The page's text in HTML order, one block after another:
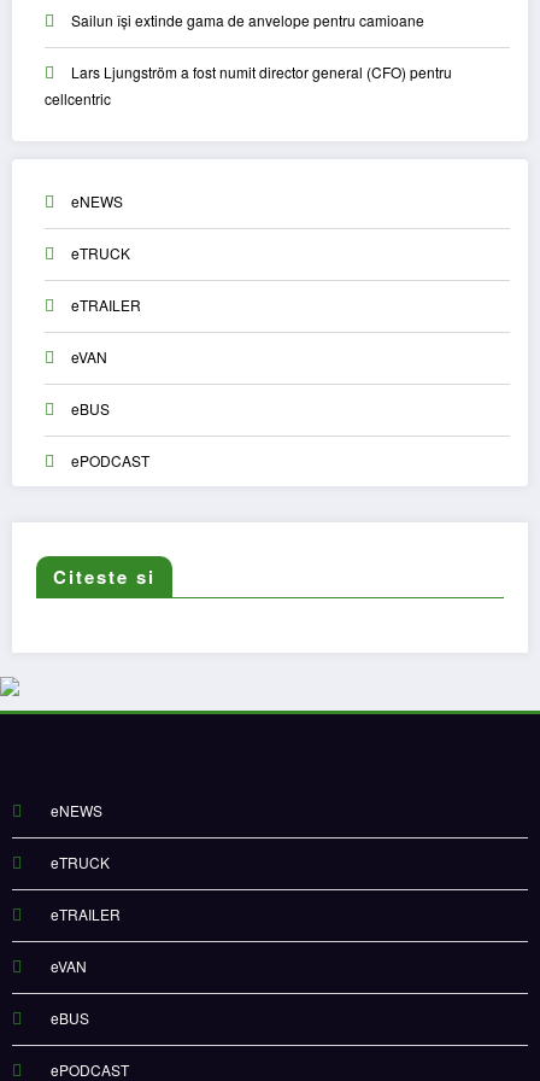
Sailun își extinde gama de anvelope pentru camioane
Lars Ljungström a fost numit director general (CFO) pentru
cellcentric
eNEWS
eTRUCK
eTRAILER
eVAN
eBUS
ePODCAST
Citeste si
eNEWS
eTRUCK
eTRAILER
eVAN
eBUS
ePODCAST